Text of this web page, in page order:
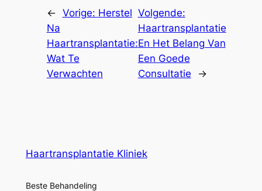
← Vorige: Herstel
Na
Haartransplantatie:
Wat Te
Verwachten
Volgende:
Haartransplantatie
En Het Belang Van
Een Goede
Consultatie
→
Haartransplantatie Kliniek
Beste Behandeling